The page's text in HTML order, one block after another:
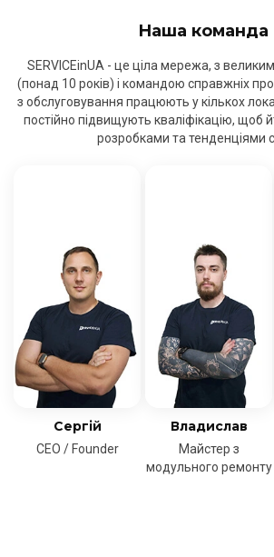
Наша команда
SERVICEinUA - це ціла мережа, з
(понад 10 років) і командою справжніх
з обслуговування працюють у кількох
постійно підвищують кваліфікацію, щоб
розробками та тенденціями
Сергій
CEO / Founder
Владислав
Майстер з
модульного ремонту